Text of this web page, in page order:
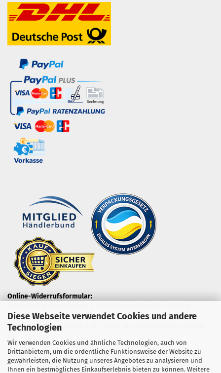
Diese Webseite verwendet Cookies und andere
Technologien
Wir verwenden Cookies und ähnliche Technologien, auch von
Drittanbietern, um die ordentliche Funktionsweise der Website zu
gewährleisten, die Nutzung unseres Angebotes zu analysieren und
Ihnen ein bestmögliches Einkaufserlebnis bieten zu können. Weitere
Online-Widerrufsformular:
widerrufen?
Nutzen Sie dazu unser Online-Formular und senden Sie es uns